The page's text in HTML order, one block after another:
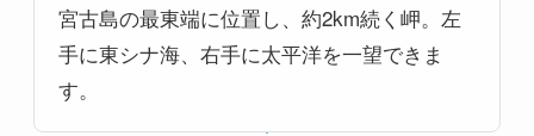
宮古島の最東端に位置し、約2km続く岬。左
手に東シナ海、右手に太平洋を一望できま
す。